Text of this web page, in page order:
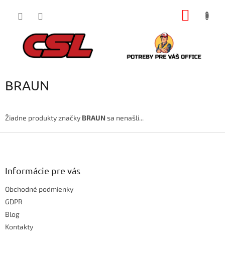
BRAUN
Žiadne produkty značky BRAUNsa nenašli...
Z
Informácie pre vás
Obchodné podmienky
GDPR
Blog
Kontakty